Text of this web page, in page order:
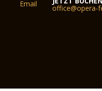
office@opera-